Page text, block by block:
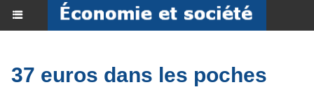
37 euros dans les poches